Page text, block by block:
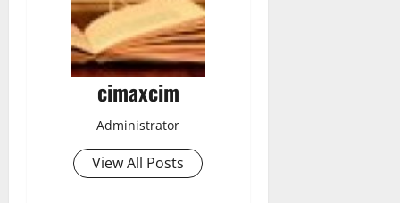
cimaxcim
Administrator
View All Posts